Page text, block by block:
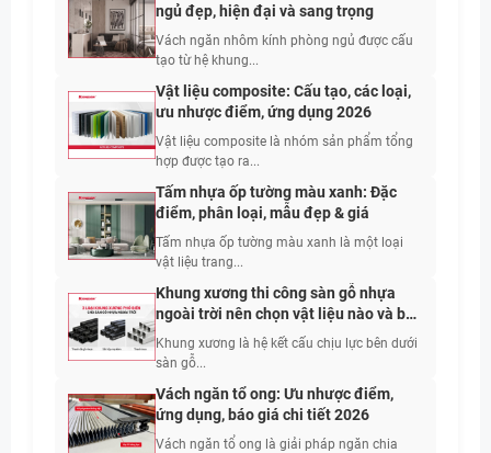
ngủ đẹp, hiện đại và sang trọng
Vách ngăn nhôm kính phòng ngủ được cấu
tạo từ hệ khung...
Vật liệu composite: Cấu tạo, các loại,
ưu nhược điểm, ứng dụng 2026
Vật liệu composite là nhóm sản phẩm tổng
hợp được tạo ra...
Tấm nhựa ốp tường màu xanh: Đặc
điểm, phân loại, mẫu đẹp & giá
Tấm nhựa ốp tường màu xanh là một loại
vật liệu trang...
Khung xương thi công sàn gỗ nhựa
ngoài trời nên chọn vật liệu nào và bố
trí khoảng cách bao nhiêu?
Khung xương là hệ kết cấu chịu lực bên dưới
sàn gỗ...
Vách ngăn tổ ong: Ưu nhược điểm,
ứng dụng, báo giá chi tiết 2026
Vách ngăn tổ ong là giải pháp ngăn chia